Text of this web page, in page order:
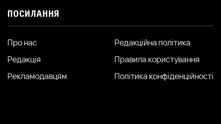
ПОСИЛАННЯ
Про нас
Редакція
Рекламодавцям
Редакційна політика
Правила користування
Політика конфіденційності